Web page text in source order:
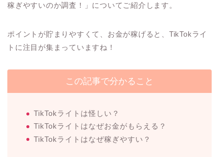
稼ぎやすいのか調査！」についてご紹介します。
ポイントが貯まりやすくて、お金が稼げると、TikTokライ
トに注目が集まっていますね！
この記事で分かること
TikTokライトは怪しい？
TikTokライトはなぜお金がもらえる？
TikTokライトはなぜ稼ぎやすい？